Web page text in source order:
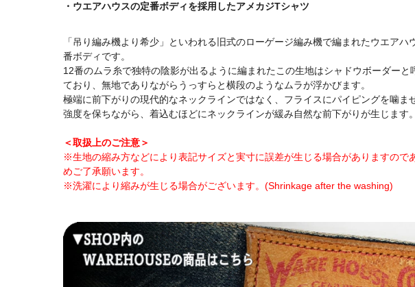
・ウエアハウスの定番ボディを採用したアメカジTシャツ
「吊り編み機より希少」といわれる旧式のローゲージ編み機で編まれたウエアハ
番ボディです。
12番のムラ糸で独特の陰影が出るように編まれたこの生地はシャドウボーダーと
ており、無地でありながらうっすらと横段のようなムラが浮かびます。
極端に前下がりの現代的なネックラインではなく、フライスにパイピングを噛ま
強度を保ちながら、着込むほどにネックラインが緩み自然な前下がりが生じます。
＜取扱上のご注意＞
※生地の縮み方などにより表記サイズと実寸に誤差が生じる場合がありますので
めご了承願います。
※洗濯により縮みが生じる場合がございます。(Shrinkage after the washing)